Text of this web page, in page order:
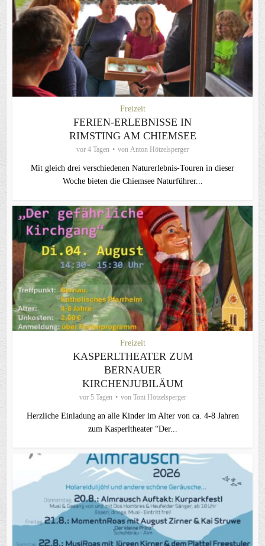
Freizeit
FERIEN-ERLEBNISSE IN
RIMSTING AM CHIEMSEE
vor 4 Tagen von Anton Hötzelsperger
Mit gleich drei verschiedenen Naturerlebnis-Touren in dieser
Woche bieten die Chiemsee Naturführer...
Freizeit
KASPERLTHEATER ZUM
BERNAUER
KIRCHENJUBILÄUM
vor 5 Tagen von Toni Hötzelsperger
Herzliche Einladung an alle Kinder im Alter von ca. 4-8 Jahren
zum Kasperltheater “Der...